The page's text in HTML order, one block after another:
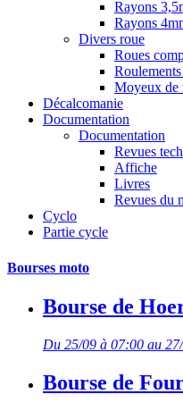
Rayons
Rayons
Divers roue
Roues
Moyeux de
Décalcomanie
Documentation
Documentation
Revues
Affiche
Livres
Revues du
Cyclo
Partie cycle
Bourses moto
Bourse de
Du 25/09 à 07:00 au
Bourse de